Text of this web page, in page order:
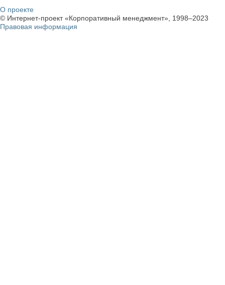
О проекте
© Интернет-проект «Корпоративный менеджмент», 1998–2023
Правовая информация